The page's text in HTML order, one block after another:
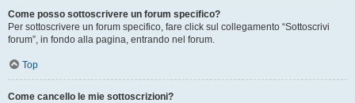
Come posso sottoscrivere un forum specifico?
Per sottoscrivere un forum specifico, fare click sul collegamento “Sottoscrivi
forum”, in fondo alla pagina, entrando nel forum.
Top
Come cancello le mie sottoscrizioni?